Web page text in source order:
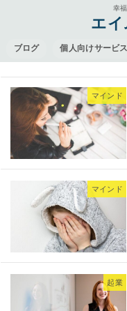
幸
エイ
ブログ 個人向けサービス
マインド
マインド
起業